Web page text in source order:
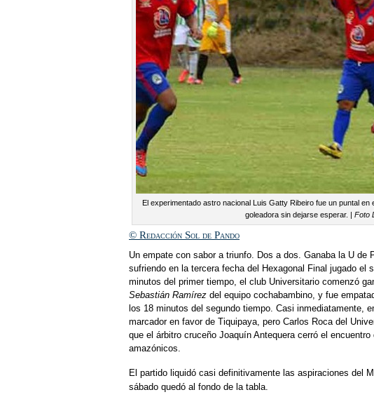
El experimentado astro nacional Luis Gatty Ribeiro fue un puntal
goleadora sin dejarse esperar. | Foto
© Redacción Sol de Pando
Un empate con sabor a triunfo. Dos a dos. Ganaba la U
sufriendo en la tercera fecha del Hexagonal Final jugado el
minutos del primer tiempo, el club Universitario comenzó
Sebastián Ramírez del equipo cochabambino, y fue
los 18 minutos del segundo tiempo. Casi inmediatamente,
marcador en favor de Tiquipaya, pero Carlos Roca del
que el árbitro cruceño Joaquín Antequera cerró el
amazónicos.
El partido liquidó casi definitivamente las aspiraciones del
sábado quedó al fondo de la tabla.